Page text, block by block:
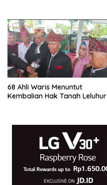
68 Ahli Waris Menuntut
Kembalian Hak Tanah Leluhur